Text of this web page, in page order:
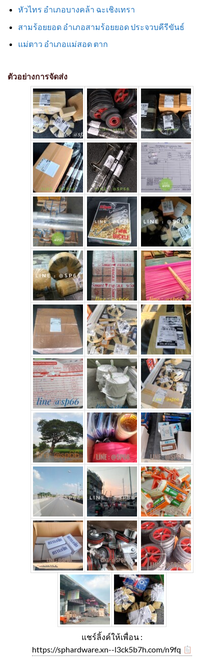
หัวไทร อำเภอบางคล้า ฉะเชิงเทรา
สามร้อยยอด อำเภอสามร้อยยอด ประจวบคีรีขันธ์
แม่ตาว อำเภอแม่สอด ตาก
ตัวอย่างการจัดส่ง
แชร์ลิ้งค์ให้เพื่อน :
https://sphardware.xn--l3ck5b7h.com/n9fq